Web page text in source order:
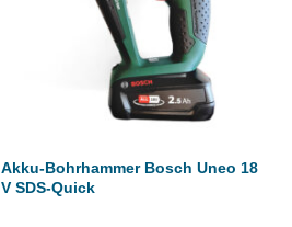
Akku-Bohrhammer Bosch Uneo 18
V SDS-Quick